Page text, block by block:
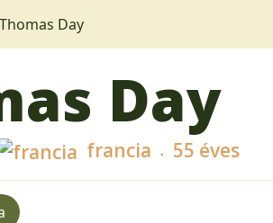
Thomas Day
Day
francia 55 éves